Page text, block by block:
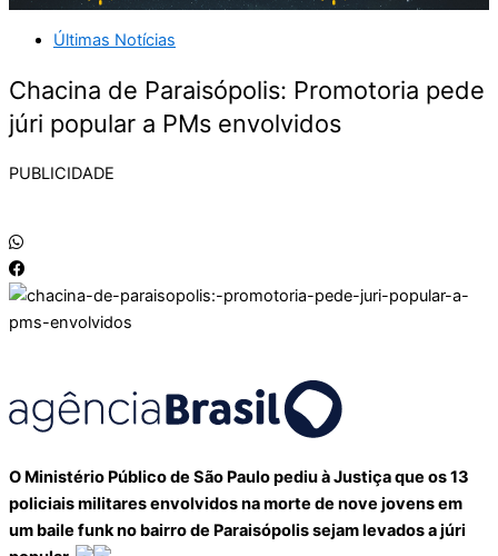
Últimas Notícias
Chacina de Paraisópolis: Promotoria pede
júri popular a PMs envolvidos
PUBLICIDADE
O Ministério Público de São Paulo pediu à Justiça que os 13
policiais militares envolvidos na morte de nove jovens em
um baile funk no bairro de Paraisópolis sejam levados a júri